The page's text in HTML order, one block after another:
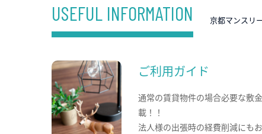
USEFUL INFORMATION 京都マンスリ
ご利用ガイド
通常の賃貸物件の場合必要な敷
載！！
法人様の出張時の経費削減にもお